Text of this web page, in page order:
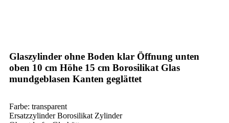
Glaszylinder ohne Boden klar Öffnung unten
oben 10 cm Höhe 15 cm Borosilikat Glas
mundgeblasen Kanten geglättet
Farbe: transparent
Ersatzzylinder Borosilikat Zylinder